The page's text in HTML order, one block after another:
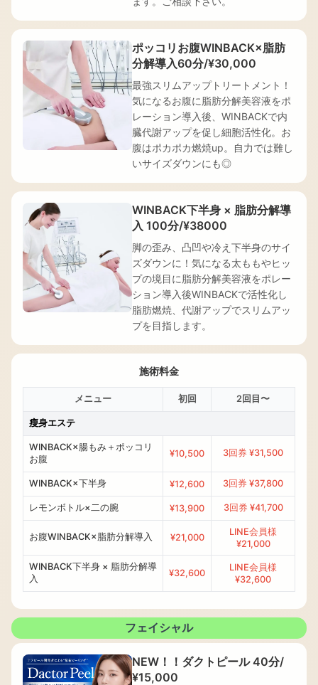
ポッコリお腹WINBACK×脂肪
分解導入60分/¥30,000
最強スリムアップトリートメント！
気になるお腹に脂肪分解美容液をポ
レーション導入後、WINBACKで内
臓代謝アップを促し細胞活性化。お
腹はポカポカ燃焼up。自力では難し
いサイズダウンにも◎
WINBACK下半身 × 脂肪分解導
入 100分/¥38000
脚の歪み、凸凹や冷え下半身のサイ
ズダウンに！気になる太ももやヒッ
プの境目に脂肪分解美容液をポレー
ション導入後WINBACKで活性化し
脂肪燃焼、代謝アップでスリムアッ
プを目指します。
施術料金
メニュー 初回 2回目〜
瘦身エステ
WINBACK×腸もみ＋ポッコリ
お腹
¥10,500 3回券 ¥31,500
WINBACK×下半身 ¥12,600 3回券 ¥37,800
レモンボトル×二の腕 ¥13,900 3回券 ¥41,700
お腹WINBACK×脂肪分解導入 ¥21,000
LINE会員様
¥21,000
WINBACK下半身 × 脂肪分解導
入
¥32,600
LINE会員様
¥32,600
フェイシャル
NEW！！ダクトピール 40分/
¥15,000